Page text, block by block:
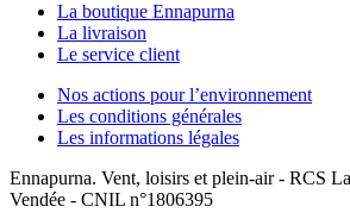
La boutique Ennapurna
La livraison
Le service client
Nos actions pour l’environnement
Les conditions générales
Les informations légales
Ennapurna. Vent, loisirs et plein-air - RCS
Vendée - CNIL n°1806395